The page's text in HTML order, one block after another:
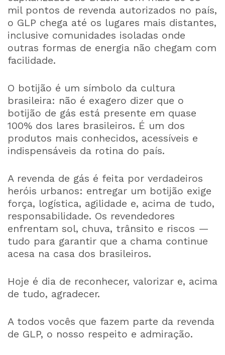
mil pontos de revenda autorizados no país,
o GLP chega até os lugares mais distantes,
inclusive comunidades isoladas onde
outras formas de energia não chegam com
facilidade.
O botijão é um símbolo da cultura
brasileira: não é exagero dizer que o
botijão de gás está presente em quase
100% dos lares brasileiros. É um dos
produtos mais conhecidos, acessíveis e
indispensáveis da rotina do país.
A revenda de gás é feita por verdadeiros
heróis urbanos: entregar um botijão exige
força, logística, agilidade e, acima de tudo,
responsabilidade. Os revendedores
enfrentam sol, chuva, trânsito e riscos —
tudo para garantir que a chama continue
acesa na casa dos brasileiros.
Hoje é dia de reconhecer, valorizar e, acima
de tudo, agradecer.
A todos vocês que fazem parte da revenda
de GLP, o nosso respeito e admiração.